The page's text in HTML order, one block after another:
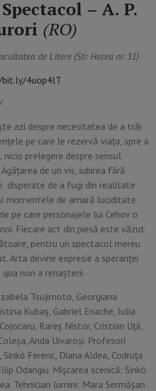
– A. P.
(RO)
de Litere (Str. Horea nr. 31)
4uop4lT
azi despre necesitatea de a trăi
pe care le rezervă viața, spre a
prelegere despre sensul
de un vis, iubirea fără
disperate de a fugi din realitate
momentele de amară luciditate
pe care personajele lui Cehov o
Fiecare act din piesă este văzut
pentru un spectacol mereu
Arta devine expresie a speranței
non a renașterii.
Tsujimoto, Georgiana
Kubaș, Gabriel Enache, Iulia
Rareș Nistor, Cristian Uță,
Anda Uivaroși. Profesori
Ferenc, Diana Aldea, Codruța
Odangiu. Mișcarea scenică: Sinkó
Tehnician lumini: Mara Sermășan.